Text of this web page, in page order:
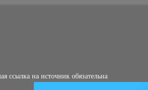
ссылка на источник обязательна